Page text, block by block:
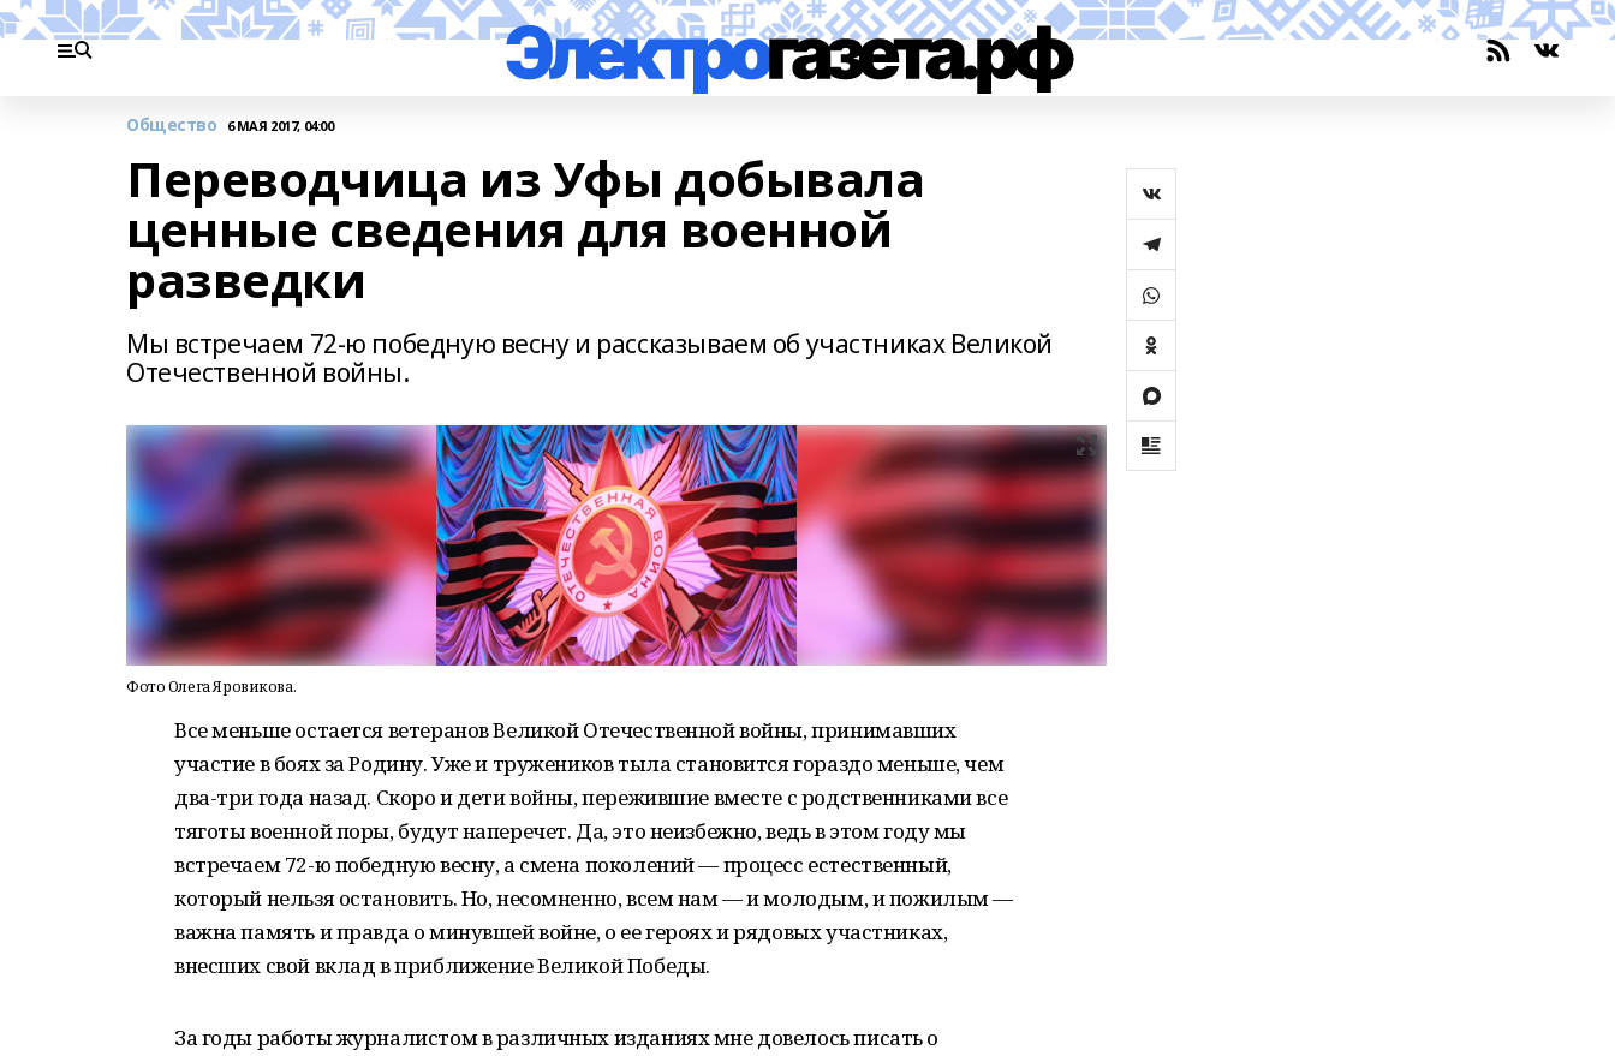
Общество 6 МАЯ 2017, 04:00
Переводчица из Уфы добывала
ценные сведения для военной
разведки
Мы встречаем 72-ю победную весну и рассказываем об участниках Великой
Отечественной войны.
Фото Олега Яровикова.
Все меньше остается ветеранов Великой Отечественной войны, принимавших
участие в боях за Родину. Уже и тружеников тыла становится гораздо меньше, чем
два-три года назад. Скоро и дети войны, пережившие вместе с родственниками все
тяготы военной поры, будут наперечет. Да, это неизбежно, ведь в этом году мы
встречаем 72-ю победную весну, а смена поколений — процесс естественный,
который нельзя остановить. Но, несомненно, всем нам — и молодым, и пожилым —
важна память и правда о минувшей войне, о ее героях и рядовых участниках,
внесших свой вклад в приближение Великой Победы.
За годы работы журналистом в различных изданиях мне довелось писать о